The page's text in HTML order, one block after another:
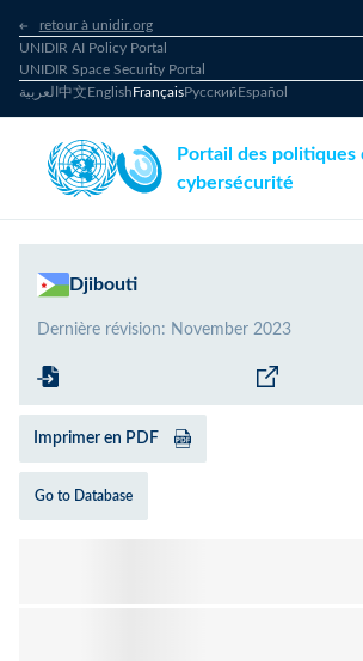
retour à unidir.org
UNIDIR AI Policy Portal
UNIDIR Space Security Portal
العربية 中文EnglishFrançaisРусскийEspañol
Portail des politiques
cybersécurité
Djibouti
Dernière révision: November 2023
Imprimer en PDF
Go to Database